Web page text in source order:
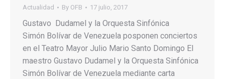
Actualidad By OFB 17 julio, 2017
Gustavo Dudamel y la Orquesta Sinfónica
Simón Bolívar de Venezuela posponen conciertos
en el Teatro Mayor Julio Mario Santo Domingo El
maestro Gustavo Dudamel y la Orquesta Sinfónica
Simón Bolívar de Venezuela mediante carta